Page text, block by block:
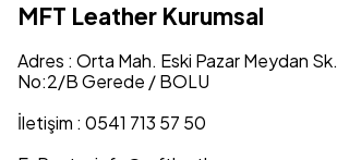
MFT Leather Kurumsal
Adres : Orta Mah. Eski Pazar Meydan Sk.
No:2/B Gerede / BOLU
İletişim : 0541 713 57 50